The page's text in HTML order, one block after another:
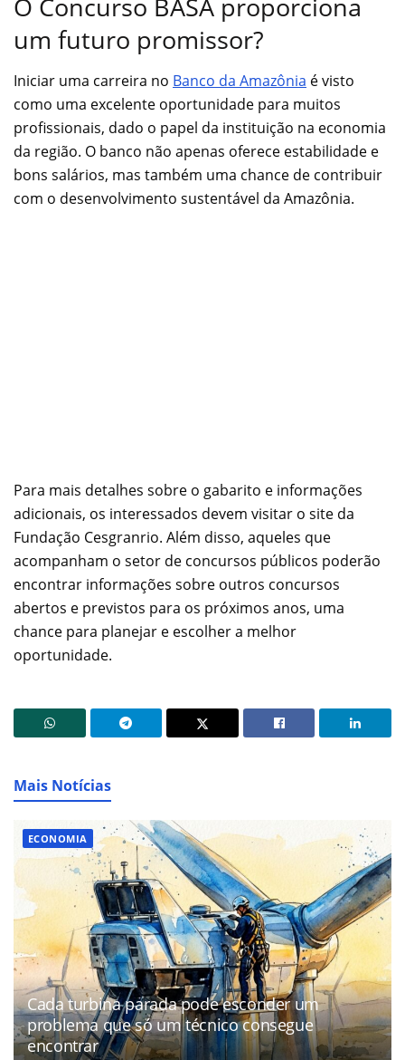
O Concurso BASA proporciona
um futuro promissor?
Iniciar uma carreira no Banco da Amazônia é visto
como uma excelente oportunidade para muitos
profissionais, dado o papel da instituição na economia
da região. O banco não apenas oferece estabilidade e
bons salários, mas também uma chance de contribuir
com o desenvolvimento sustentável da Amazônia.
Para mais detalhes sobre o gabarito e informações
adicionais, os interessados devem visitar o site da
Fundação Cesgranrio. Além disso, aqueles que
acompanham o setor de concursos públicos poderão
encontrar informações sobre outros concursos
abertos e previstos para os próximos anos, uma
chance para planejar e escolher a melhor
oportunidade.
Mais Notícias
ECONOMIA
Cada turbina parada pode esconder um
problema que só um técnico consegue
encontrar